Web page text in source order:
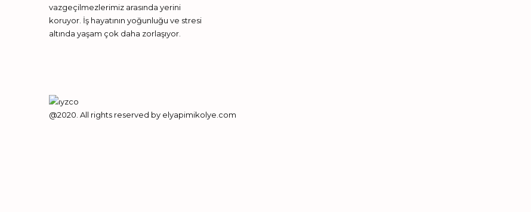
vazgeçilmezlerimiz arasında yerini
koruyor. İş hayatının yoğunluğu ve stresi
altında yaşam çok daha zorlaşıyor.
@2020. All rights reserved by elyapimikolye.com